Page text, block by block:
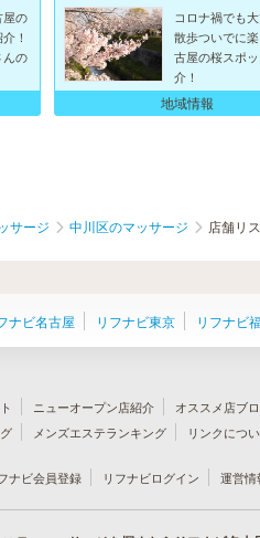
屋の
！
んの
コロナ禍でも
散歩ついでに
古屋の桜スポ
介！
地域情報
サージ 中川区のマッサージ 店舗リ
ナビ名古屋 リフナビ東京 リフナビ
ニューオープン店紹介 オススメ店ブ
メンズエステランキング リンクにつ
ナビ会員登録 リフナビログイン 運営情